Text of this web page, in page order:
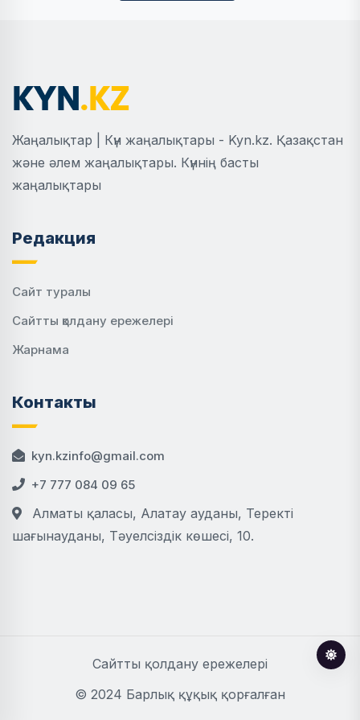
Жаңалықтар | Күн жаңалықтары - Kyn.kz. Қазақстан
және әлем жаңалықтары. Күннің басты
жаңалықтары
Редакция
Сайт туралы
Сайтты қолдану ережелері
Жарнама
Контакты
kyn.kzinfo@gmail.com
+7 777 084 09 65
Алматы қаласы, Алатау ауданы, Теректі
шағынауданы, Тәуелсіздік көшесі, 10.
Сайтты қолдану ережелері
© 2024 Барлық құқық қорғалған